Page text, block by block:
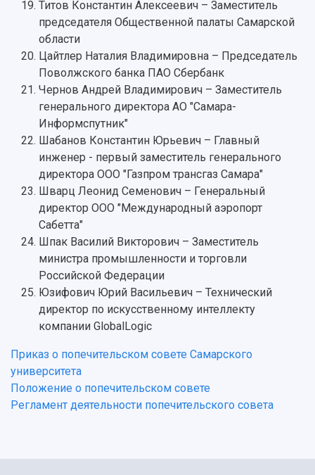
Центр истории авиационных двигателей
Ботанический сад
Умный дом бабочек
Международный межвузовский кампус
Сведения об образовательной организации
Официальные документы
Титов Константин Алексеевич – Заместитель
председателя Общественной палаты Самарской
области
Цайтлер Наталия Владимировна – Председатель
Поволжского банка ПАО Сбербанк
Чернов Андрей Владимирович – Заместитель
генерального директора АО "Самара-
Информспутник"
Шабанов Константин Юрьевич – Главный
инженер - первый заместитель генерального
директора ООО "Газпром трансгаз Самара"
Шварц Леонид Семенович – Генеральный
директор ООО "Международный аэропорт
Сабетта"
Шпак Василий Викторович – Заместитель
министра промышленности и торговли
Российской Федерации
Юзифович Юрий Васильевич – Технический
директор по искусственному интеллекту
компании GlobalLogic
Приказ о попечительском совете Самарского
университета
Положение о попечительском совете
Регламент деятельности попечительского совета